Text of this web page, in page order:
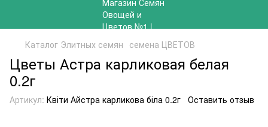
Каталог Элитных семян семена ЦВЕТОВ
Цветы Астра карликовая белая
0.2г
Артикул: Квіти Айстра карликова біла 0.2г Оставить отзыв